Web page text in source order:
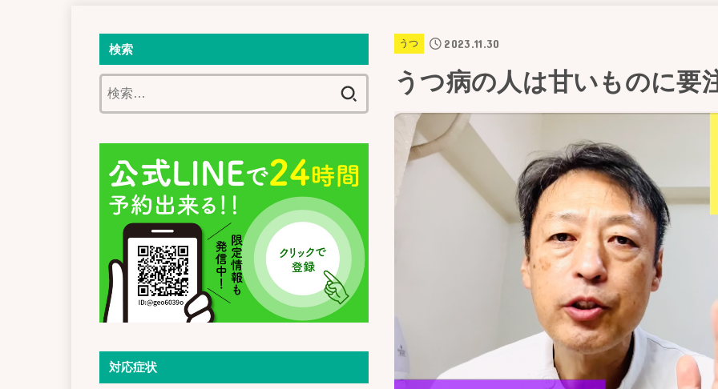
うつ 2023.11.30
うつ病の人は甘いものに要
検索
対応症状